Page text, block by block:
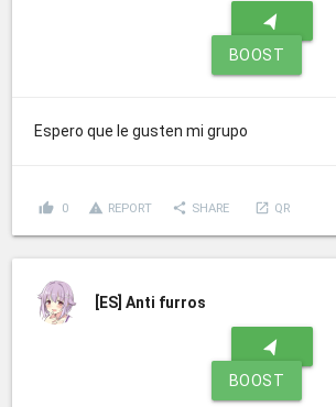
navigation
BOOST
Espero que le gusten mi grupo
thumb_up 0 report_problem REPORT share SHARE launch QR
[ES] Anti furros
navigation
BOOST